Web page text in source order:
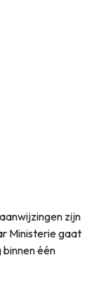
zijn
Ministerie gaat
één